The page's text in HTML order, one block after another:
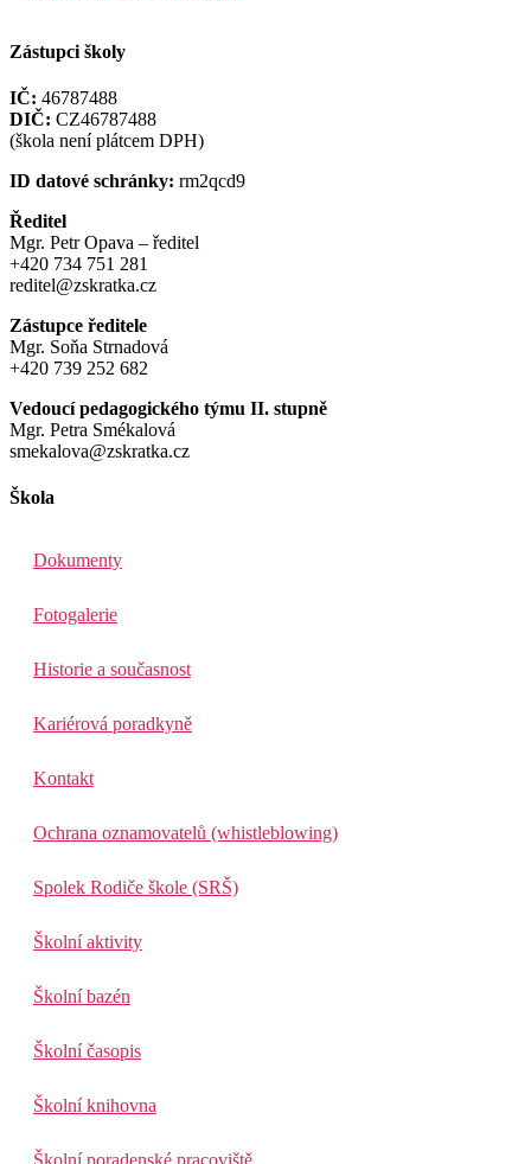
Zástupci školy
IČ: 46787488
DIČ: CZ46787488
(škola není plátcem DPH)
ID datové schránky: rm2qcd9
Ředitel
Mgr. Petr Opava – ředitel
+420 734 751 281
reditel@zskratka.cz
Zástupce ředitele
Mgr. Soňa Strnadová
+420 739 252 682
Vedoucí pedagogického týmu II. stupně
Mgr. Petra Smékalová
smekalova@zskratka.cz
Škola
Dokumenty
Fotogalerie
Historie a současnost
Kariérová poradkyně
Kontakt
Ochrana oznamovatelů (whistleblowing)
Spolek Rodiče škole (SRŠ)
Školní aktivity
Školní bazén
Školní časopis
Školní knihovna